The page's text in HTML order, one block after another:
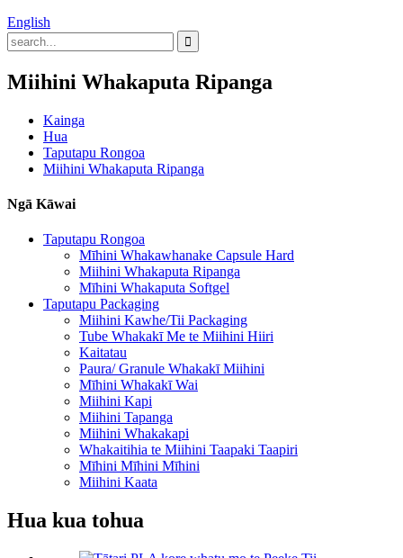
English
Miihini Whakaputa Ripanga
Kainga
Hua
Taputapu Rongoa
Miihini Whakaputa Ripanga
Ngā Kāwai
Taputapu Rongoa
Mīhini Whakawhanake Capsule Hard
Miihini Whakaputa Ripanga
Mīhini Whakaputa Softgel
Taputapu Packaging
Miihini Kawhe/Tii Packaging
Tube Whakakī Me te Miihini Hiiri
Kaitatau
Paura/ Granule Whakakī Miihini
Mīhini Whakakī Wai
Miihini Kapi
Miihini Tapanga
Miihini Whakakapi
Whakaitihia te Miihini Taapaki Taapiri
Mīhini Mīhini Mīhini
Miihini Kaata
Hua kua tohua